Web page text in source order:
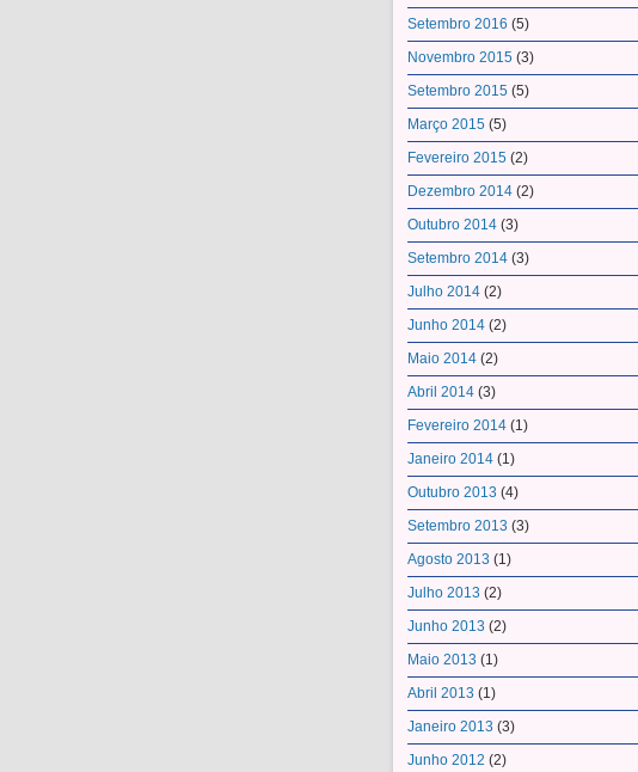
Setembro 2016 (5)
Novembro 2015 (3)
Setembro 2015 (5)
Março 2015 (5)
Fevereiro 2015 (2)
Dezembro 2014 (2)
Outubro 2014 (3)
Setembro 2014 (3)
Julho 2014 (2)
Junho 2014 (2)
Maio 2014 (2)
Abril 2014 (3)
Fevereiro 2014 (1)
Janeiro 2014 (1)
Outubro 2013 (4)
Setembro 2013 (3)
Agosto 2013 (1)
Julho 2013 (2)
Junho 2013 (2)
Maio 2013 (1)
Abril 2013 (1)
Janeiro 2013 (3)
Junho 2012 (2)